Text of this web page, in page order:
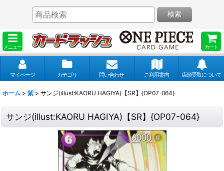
メニュー カート
検索
マイページ カテゴリ 問い合わせ ご利用案内 店頭受取について
ホーム > 紫 > サンジ(illust:KAORU HAGIYA)【SR】{OP07-064}
サンジ(illust:KAORU HAGIYA)【SR】{OP07-064}